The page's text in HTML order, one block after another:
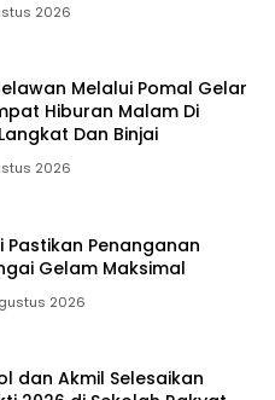
2026
Melalui Pomal Gelar
Hiburan Malam Di
Dan Binjai
2026
Pastikan Penanganan
Gelam Maksimal
2026
dan Akmil Selesaikan